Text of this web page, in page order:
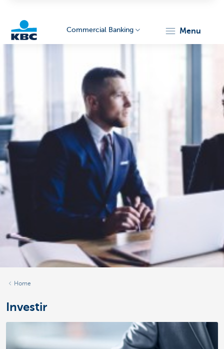
Corporate
Commercial Banking menu
Home
Investir